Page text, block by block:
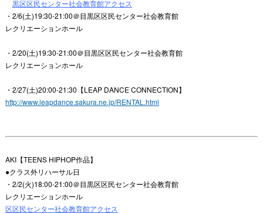
黒区区民センター社会教育館アクセス
・2/6(土)19:30-21:00＠目黒区区民センター社会教育館
レクリエーションホール
・2/20(土)19:30-21:00＠目黒区区民センター社会教育館
レクリエーションホール
・2/27(土)20:00-21:30【LEAP DANCE CONNECTION】
http://www.leapdance.sakura.ne.jp/RENTAL.html
AKI【TEENS HIPHOP作品】
●クラス外リハーサル日
・2/2(火)18:00-21:00＠目黒区区民センター社会教育館
レクリエーションホール
区区民センター社会教育館アクセス